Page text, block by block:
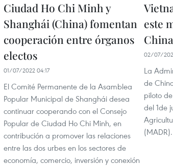
Ciudad Ho Chi Minh y
Shanghái (China) fomentan
cooperación entre órganos
electos
01/07/2022 04:17
El Comité Permanente de la Asamblea
Popular Municipal de Shanghái desea
continuar cooperando con el Consejo
Popular de Ciudad Ho Chi Minh, en
contribución a promover las relaciones
entre las dos urbes en los sectores de
economía, comercio, inversión y conexión
este
China
02/07/
La
de
piloto
del 1de
(MADR).